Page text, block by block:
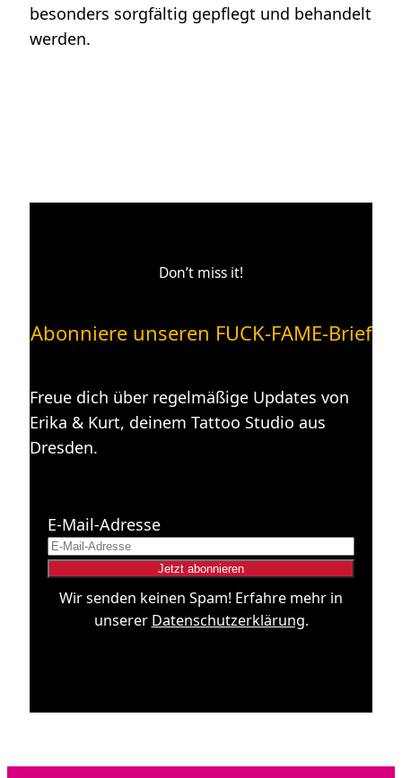
besonders sorgfältig gepflegt und behandelt
werden.
Don’t miss it!
Abonniere unseren FUCK-FAME-Brief
Freue dich über regelmäßige Updates von
Erika & Kurt, deinem Tattoo Studio aus
Dresden.
E-Mail-Adresse
Wir senden keinen Spam! Erfahre mehr in
unserer Datenschutzerklärung.